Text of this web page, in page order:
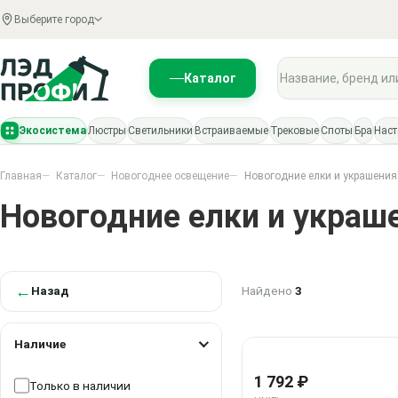
Выберите город
Каталог
Поиск по каталогу
ЭкосистемаЛюстры Светильники Встраиваемые Трековые Споты Бра
Главная Каталог Новогоднее освещение Новогодние елки и украшения
Новогодние елки и
← Назад
Наличие
Только в наличии
Найдено 3
1 792 ₽